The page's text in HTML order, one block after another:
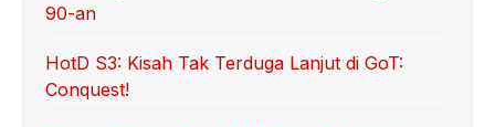
90-an
HotD S3: Kisah Tak Terduga Lanjut di GoT:
Conquest!